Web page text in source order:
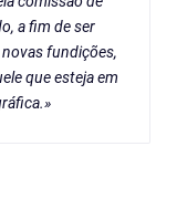
a fim de ser
fundições,
que esteja em